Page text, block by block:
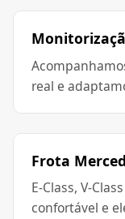
real e
Frota
E-Class, V-
confortável e